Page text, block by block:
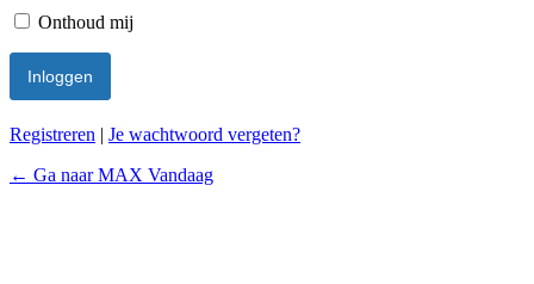
Onthoud mij
Registreren | Je wachtwoord vergeten?
← Ga naar MAX Vandaag